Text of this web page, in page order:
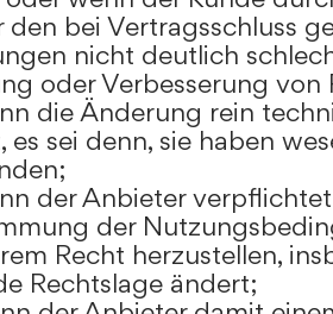
den bei Vertragsschluss
nicht deutlich
oder Verbesserung
die Änderung rein
es sei denn, sie haben
der Anbieter verpflichtet
der
Recht herzustellen,
Rechtslage ändert;